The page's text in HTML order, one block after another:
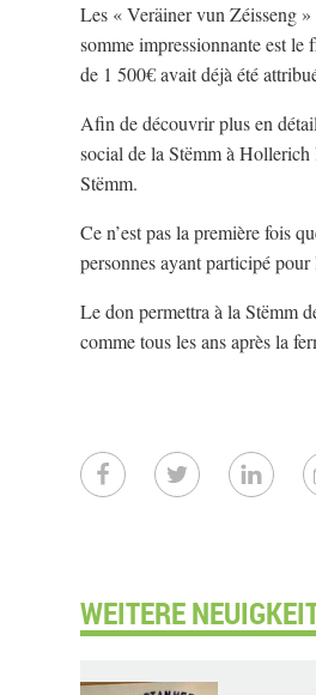
Les « Veräiner vun Zéisseng
somme impressionnante est le
de 1 500€ avait déjà été
Afin de découvrir plus en
social de la Stëmm à
Stëmm.
Ce n’est pas la première fois
personnes ayant participé
Le don permettra à la Stëmm
comme tous les ans après la
WEITERE